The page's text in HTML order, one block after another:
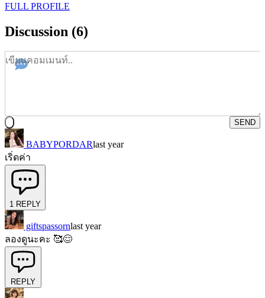
FULL PROFILE
Discussion (6)
SEND
BABYPORDARlast year
เริ่ดค่า
1 REPLY
giftspassornlast year
ลองดูนะคะ 🥰😊
REPLY